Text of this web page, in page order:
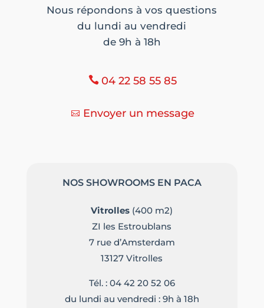
Nous répondons à vos questions
du lundi au vendredi
de 9h à 18h
04 22 58 55 85
Envoyer un message
NOS SHOWROOMS EN PACA
Vitrolles (400 m2)
ZI les Estroublans
7 rue d’Amsterdam
13127 Vitrolles
Tél. : 04 42 20 52 06
du lundi au vendredi : 9h à 18h